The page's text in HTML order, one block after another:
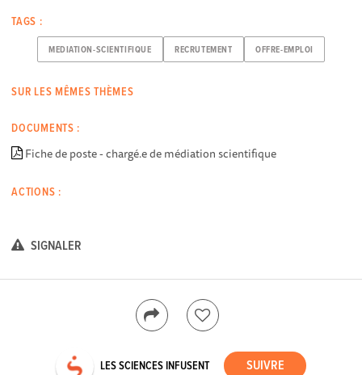
TAGS :
MEDIATION-SCIENTIFIQUE RECRUTEMENT OFFRE-EMPLOI
SUR LES MÊMES THÈMES
DOCUMENTS :
Fiche de poste - chargé.e de médiation scientifique
ACTIONS :
SIGNALER
LES SCIENCES INFUSENT